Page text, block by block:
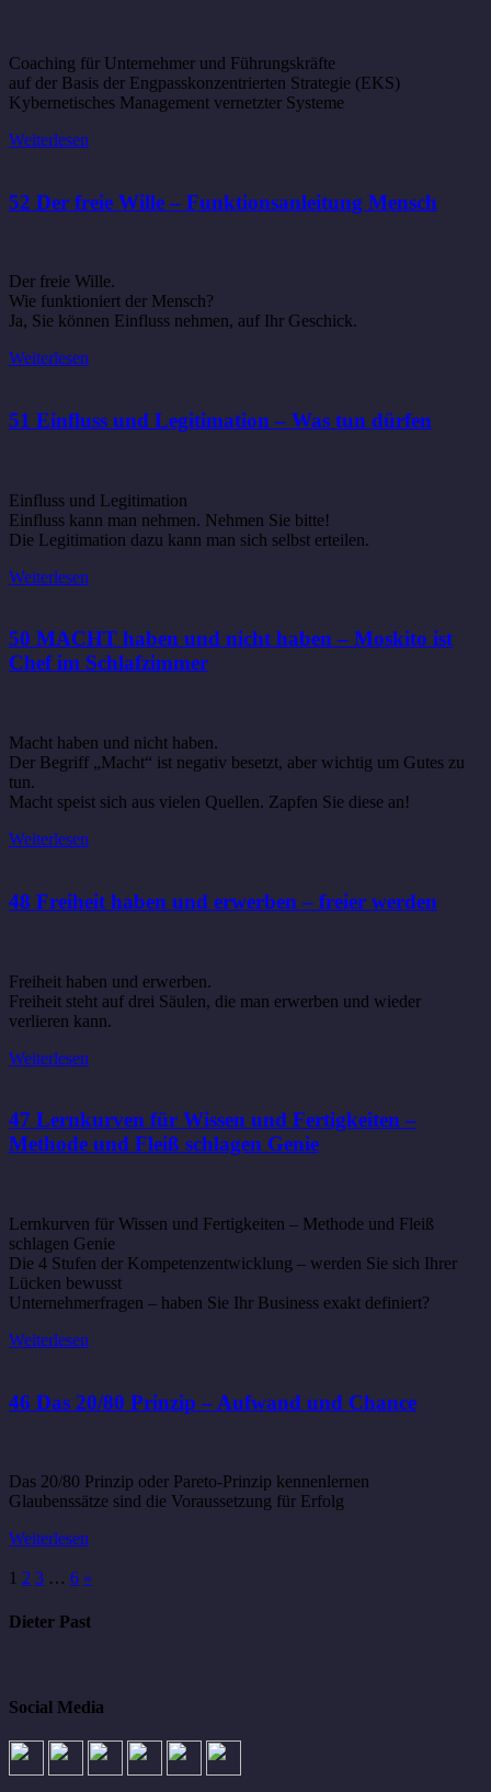
Coaching für Unternehmer und Führungskräfte
auf der Basis der Engpasskonzentrierten Strategie (EKS)
Kybernetisches Management vernetzter Systeme
Weiterlesen
52 Der freie Wille – Funktionsanleitung Mensch
Der freie Wille.
Wie funktioniert der Mensch?
Ja, Sie können Einfluss nehmen, auf Ihr Geschick.
Weiterlesen
51 Einfluss und Legitimation – Was tun dürfen
Einfluss und Legitimation
Einfluss kann man nehmen. Nehmen Sie bitte!
Die Legitimation dazu kann man sich selbst erteilen.
Weiterlesen
50 MACHT haben und nicht haben – Moskito ist
Chef im Schlafzimmer
Macht haben und nicht haben.
Der Begriff „Macht“ ist negativ besetzt, aber wichtig um Gutes zu
tun.
Macht speist sich aus vielen Quellen. Zapfen Sie diese an!
Weiterlesen
48 Freiheit haben und erwerben – freier werden
Freiheit haben und erwerben.
Freiheit steht auf drei Säulen, die man erwerben und wieder
verlieren kann.
Weiterlesen
47 Lernkurven für Wissen und Fertigkeiten –
Methode und Fleiß schlagen Genie
Lernkurven für Wissen und Fertigkeiten – Methode und Fleiß
schlagen Genie
Die 4 Stufen der Kompetenzentwicklung – werden Sie sich Ihrer
Lücken bewusst
Unternehmerfragen – haben Sie Ihr Business exakt definiert?
Weiterlesen
46 Das 20/80 Prinzip – Aufwand und Chance
Das 20/80 Prinzip oder Pareto-Prinzip kennenlernen
Glaubenssätze sind die Voraussetzung für Erfolg
Weiterlesen
1 2 3 … 6 »
Dieter Past
Social Media